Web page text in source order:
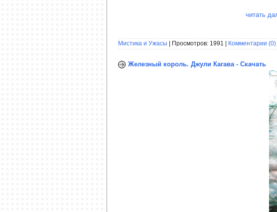
читать
Мистика и Ужасы | Просмотров: 1991 | Комментарии (0)
Железный король. Джули Кагава - Скачать